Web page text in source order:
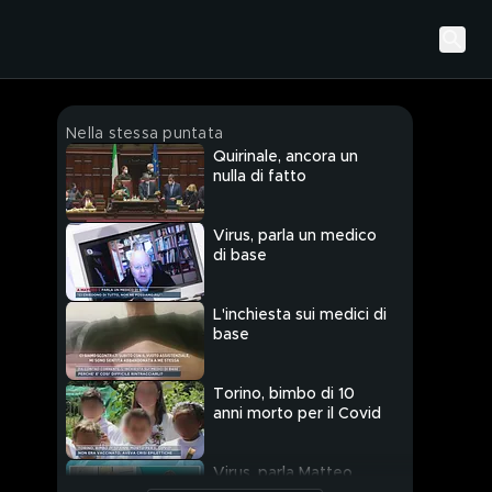
Nella stessa puntata
Quirinale, ancora un
nulla di fatto
Virus, parla un medico
di base
L'inchiesta sui medici di
base
Torino, bimbo di 10
anni morto per il Covid
Virus, parla Matteo